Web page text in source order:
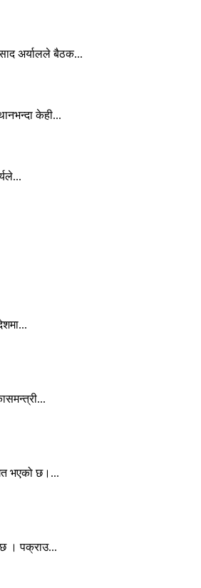
अर्यालले बैठक...
केही...
भएको छ।...
छ । पक्राउ...